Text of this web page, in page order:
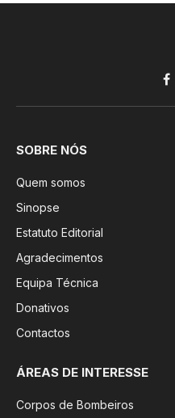
SOBRE NÓS
Quem somos
Sinopse
Estatuto Editorial
Agradecimentos
Equipa Técnica
Donativos
Contactos
ÁREAS DE INTERESSE
Corpos de Bombeiros